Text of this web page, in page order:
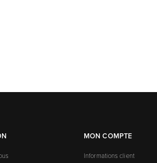
MON COMPTE
Informations client